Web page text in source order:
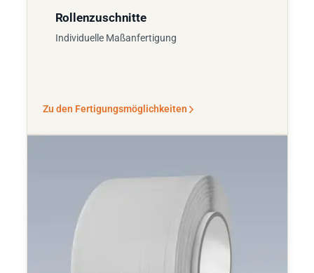
Rollenzuschnitte
Individuelle Maßanfertigung
Zu den Fertigungsmöglichkeiten